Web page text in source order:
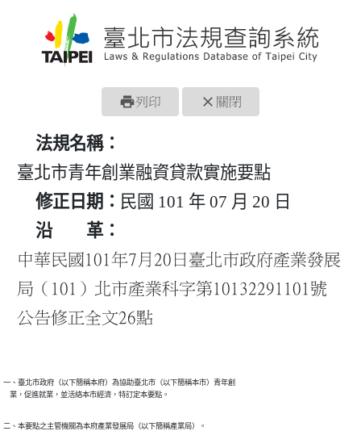
print列印 close 關閉
法規名稱：
臺北市青年創業融資貸款實施要點
修正日期： 民國 101 年 07 月 20 日
沿 革：
中華民國101年7月20日臺北市政府產業發展
局（101）北市產業科字第10132291101號
公告修正全文26點
一、臺北市政府（以下簡稱本府）為協助臺北市（以下簡稱本市）青年創
    業，促進就業，並活絡本市經濟，特訂定本要點。
二、本要點之主管機關為本府產業發展局（以下簡稱產業局）。